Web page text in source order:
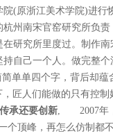
(原浙江美术学院)进行
杭州南宋官窑研究所
研究所里度过。制作
持自己一个人。做完
单单四个字，背后却
匠人们能做的只有控
承还要创新, 2007年，
个顶峰，再怎么仿制都